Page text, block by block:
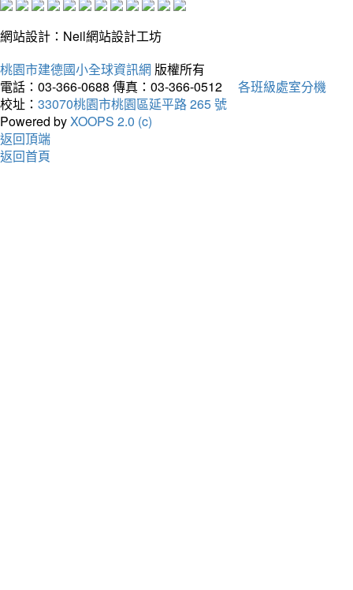
網站設計：Neil網站設計工坊
桃園市建德國小全球資訊網 版權所有
電話：03-366-0688 傳真：03-366-0512
各班級處室分機
校址： 33070桃園市桃園區延平路 265 號
Powered byXOOPS 2.0 (c)
返回頂端
返回首頁